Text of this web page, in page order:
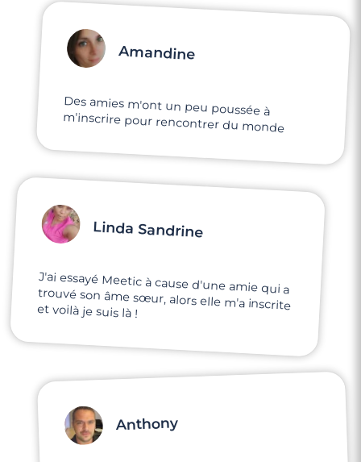
Amandine
Des amies m'ont un peu poussée à
m'inscrire pour rencontrer du monde
Linda Sandrine
J'ai essayé Meetic à cause d'une amie qui a
trouvé son âme sœur, alors elle m'a inscrite
et voilà je suis là !
Anthony